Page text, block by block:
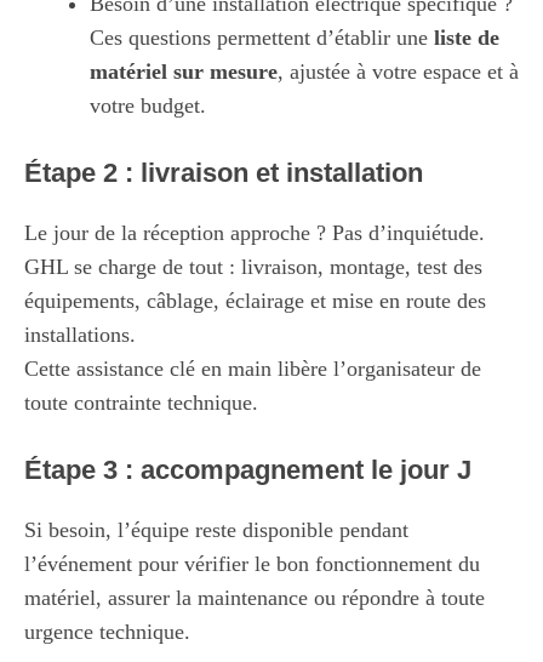
Ces questions permettent d’établir une liste de
matériel sur mesure, ajustée à votre espace et à
votre budget.
Étape 2 : livraison et installation
Le jour de la réception approche ? Pas d’inquiétude.
GHL se charge de tout : livraison, montage, test des
équipements, câblage, éclairage et mise en route des
installations.
Cette assistance clé en main libère l’organisateur de
toute contrainte technique.
Étape 3 : accompagnement le jour J
Si besoin, l’équipe reste disponible pendant
l’événement pour vérifier le bon fonctionnement du
matériel, assurer la maintenance ou répondre à toute
urgence technique.